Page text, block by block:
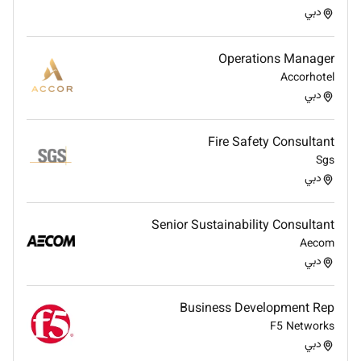
strategies
Attend photoshoots campaigns fittings and
fashion-related events
Requirements
field
Minimum 35 years of experience in business
lifestyle sectors is highly preferred
Strong financial planning and analytical skills
دبي
Operations Manager
Accorhotel
دبي
Fire Safety Consultant
Sgs
دبي
Senior Sustainability Consultant
Aecom
دبي
Business Development Rep
F5 Networks
دبي